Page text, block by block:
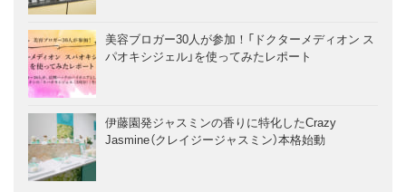
美容ブロガー30人が参加！「ドクターメディオン ス
パオキシジェル」を使ってみたレポート
伊藤園発ジャスミンの香りに特化したCrazy
Jasmine（クレイジージャスミン）本格始動